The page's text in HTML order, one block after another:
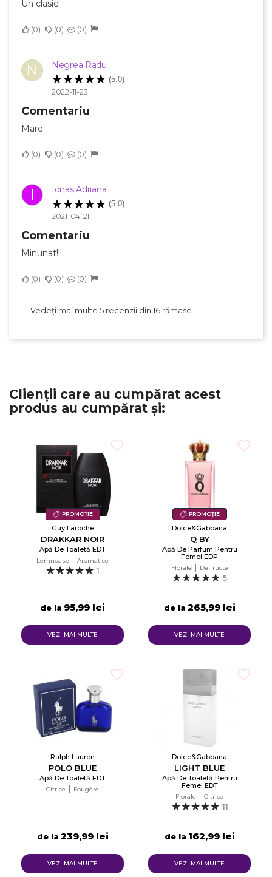
Un clasic!
0 0 0
N Negrea Radu
(5.0)
2022-11-23
Comentariu
Mare
0 0 0
I Ionas Adriana
(5.0)
2021-04-21
Comentariu
Minunat!!!
0 0 0
Vedeți mai multe 5 recenzii din 16 rămase
Clienții care au cumpărat acest
produs au cumpărat și:
PROMOȚIE
Guy Laroche
DRAKKAR NOIR
Apă De Toaletă EDT
Lemnoase Aromatice
1
de la 95,99 lei
VEZI MAI MULTE
PROMOȚIE
Dolce&Gabbana
Q BY
Apă De Parfum Pentru
Femei EDP
Florale De fructe
5
de la 265,99 lei
VEZI MAI MULTE
Ralph Lauren
POLO BLUE
Apă De Toaletă EDT
Citrice Fougère
de la 239,99 lei
VEZI MAI MULTE
Dolce&Gabbana
LIGHT BLUE
Apă De Toaletă Pentru
Femei EDT
Florale Citrice
11
de la 162,99 lei
VEZI MAI MULTE
Numele listei de dorinte